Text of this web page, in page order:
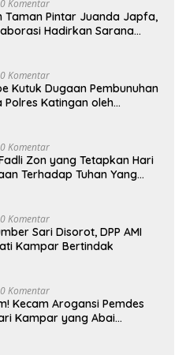
0 Komentar
Taman Pintar Juanda Japfa,
Hadirkan Sarana
0 Komentar
Kutuk Dugaan Pembunuhan
Polres Katingan oleh
0 Komentar
Zon yang Tetapkan Hari
Terhadap Tuhan Yang
0 Komentar
Sari Disorot, DPP AMI
Kampar Bertindak
0 Komentar
Kecam Arogansi Pemdes
Kampar yang Abai